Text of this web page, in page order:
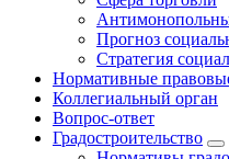
Прогноз
Стратегия
Нормативные
Коллегиальный орган
Вопрос-ответ
Градостроительство